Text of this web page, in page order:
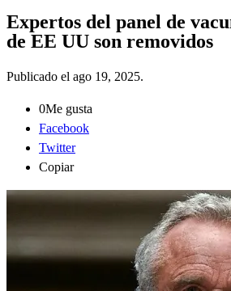
Expertos del panel de
de EE UU son removidos
Publicado el ago 19, 2025.
0Me gusta
Facebook
Twitter
Copiar